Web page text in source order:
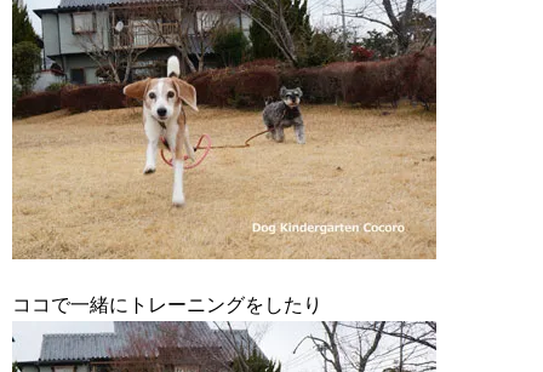
ココで一緒にトレーニングをしたり